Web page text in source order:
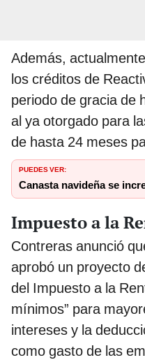
Además,
los créditos de
periodo de gracia de
al ya otorgado para
de hasta 24 meses
PUEDES VER:
Canasta navideña se
Impuesto a la
Contreras anunció
aprobó un proyecto
del Impuesto a la
mínimos” para
intereses y la
como gasto de las